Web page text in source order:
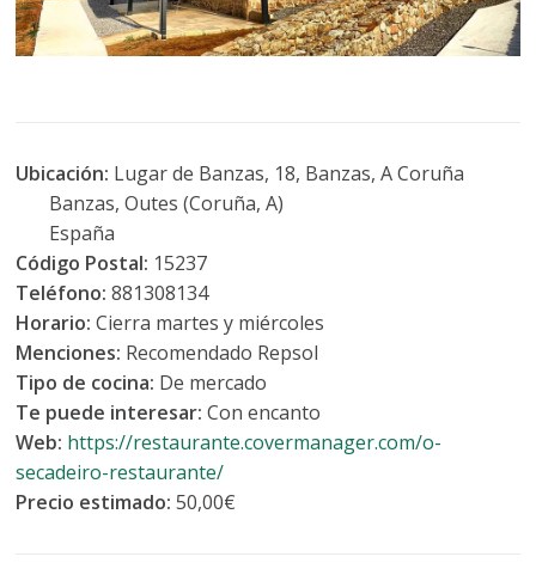
Ubicación: Lugar de Banzas, 18, Banzas, A Coruña
Banzas, Outes (Coruña, A)
España
Código Postal: 15237
Teléfono:881308134
Horario:Cierra martes y miércoles
Menciones: Recomendado Repsol
Tipo de cocina: De mercado
Te puede interesar:Con encanto
Web: https://restaurante.covermanager.com/o-
secadeiro-restaurante/
Precio estimado:50,00€